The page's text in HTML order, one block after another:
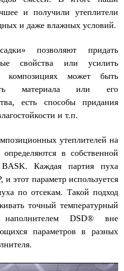
и получили утеплители
и даже влажных условий.
позволяют придать
свойства или усилить
может быть
материала или его
есть способы придания
и т.п.
утеплителей на
в собственной
Каждая партия пуха
и этот параметр используется
по отсекам. Такой подход
точный температурный
DSD® вне
параметров в разных